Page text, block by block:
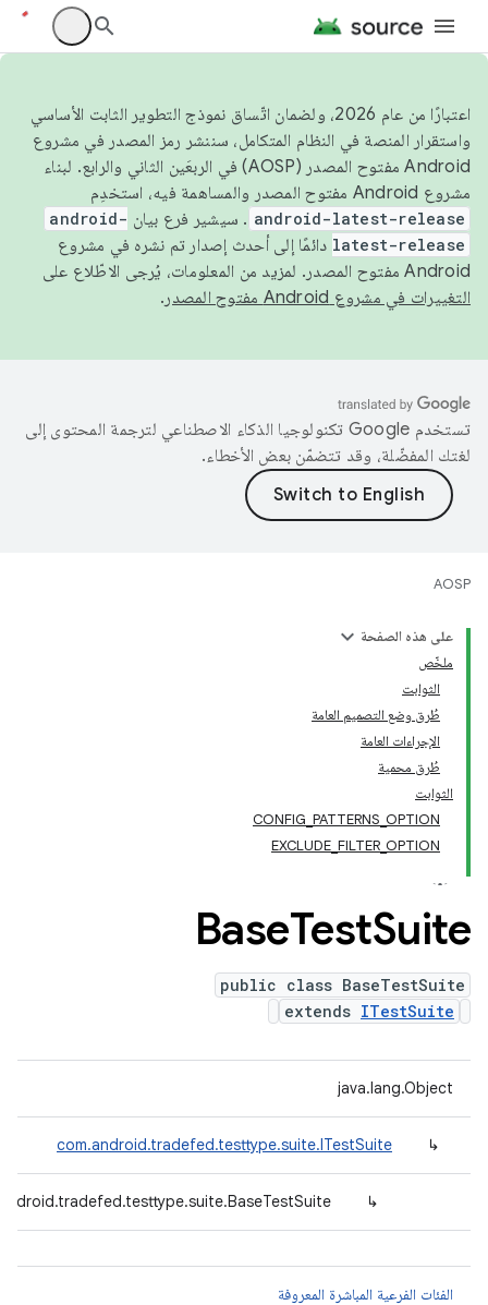
اعتبارًا من عام 2026، ولضمان اتّساق نموذج التطوير الثابت الأساسي
واستقرار المنصة في النظام المتكامل، سننشر رمز المصدر في مشروع
Android مفتوح المصدر (AOSP) في الربعَين الثاني والرابع. لبناء
مشروع Android مفتوح المصدر والمساهمة فيه، استخدِم
android-latest-release . سيشير فرع بيان android-
latest-release دائمًا إلى أحدث إصدار تم نشره في مشروع
Android مفتوح المصدر. لمزيد من المعلومات، يُرجى الاطّلاع على
التغييرات في مشروع Android مفتوح المصدر
.
تستخدم Google تكنولوجيا الذكاء الاصطناعي لترجمة المحتوى إلى
لغتك المفضّلة، وقد تتضمّن بعض الأخطاء.
AOSP
على هذه الصفحة
ملخّص
الثوابت
طُرق وضع التصميم العامة
الإجراءات العامة
طُرق محمية
الثوابت
CONFIG_PATTERNS_OPTION
EXCLUDE_FILTER_OPTION
BaseTestSuite
public class BaseTestSuite
extends ITestSuite
java.lang.Object
↳
com.android.tradefed.testtype.suite.ITestSuite
↳
الفئات الفرعية المباشرة المعروفة